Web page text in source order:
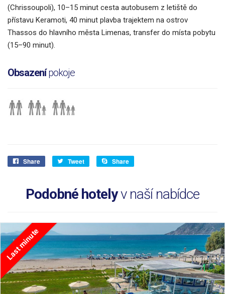
(Chrissoupoli), 10–15 minut cesta autobusem z letiště do
přístavu Keramoti, 40 minut plavba trajektem na ostrov
Thassos do hlavního města Limenas, transfer do místa pobytu
(15–90 minut).
Obsazenípokoje
Share Tweet Share
Podobné hotelyv naší nabídce
Last minute